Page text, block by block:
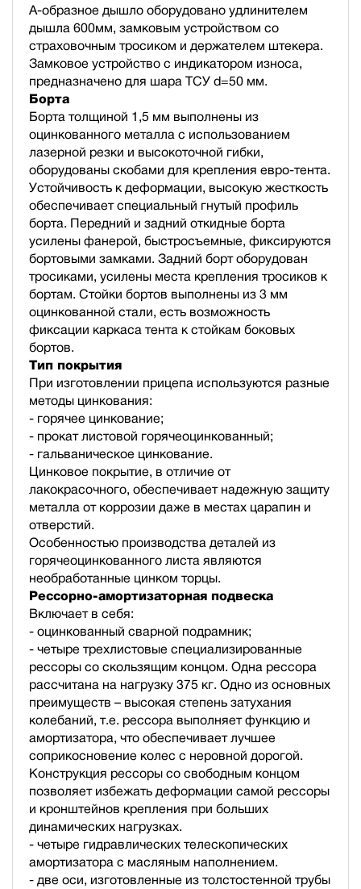
А-образное дышло оборудовано удлинителем
дышла 600мм, замковым устройством со
страховочным тросиком и держателем штекера.
Замковое устройство с индикатором износа,
предназначено для шара ТСУ d=50 мм.
Борта
Борта толщиной 1,5 мм выполнены из
оцинкованного металла с использованием
лазерной резки и высокоточной гибки,
оборудованы скобами для крепления евро-тента.
Устойчивость к деформации, высокую жесткость
обеспечивает специальный гнутый профиль
борта. Передний и задний откидные борта
усилены фанерой, быстросъемные, фиксируются
бортовыми замками. Задний борт оборудован
тросиками, усилены места крепления тросиков к
бортам. Стойки бортов выполнены из 3 мм
оцинкованной стали, есть возможность
фиксации каркаса тента к стойкам боковых
бортов.
Тип покрытия
При изготовлении прицепа используются разные
методы цинкования:
- горячее цинкование;
- прокат листовой горячеоцинкованный;
- гальваническое цинкование.
Цинковое покрытие, в отличие от
лакокрасочного, обеспечивает надежную защиту
металла от коррозии даже в местах царапин и
отверстий.
Особенностью производства деталей из
горячеоцинкованного листа являются
необработанные цинком торцы.
Рессорно-амортизаторная подвеска
Включает в себя:
- оцинкованный сварной подрамник;
- четыре трехлистовые специализированные
рессоры со скользящим концом. Одна рессора
рассчитана на нагрузку 375 кг. Одно из основных
преимуществ – высокая степень затухания
колебаний, т.е. рессора выполняет функцию и
амортизатора, что обеспечивает лучшее
соприкосновение колес с неровной дорогой.
Конструкция рессоры со свободным концом
позволяет избежать деформации самой рессоры
и кронштейнов крепления при больших
динамических нагрузках.
- четыре гидравлических телескопических
амортизатора с масляным наполнением.
- две оси, изготовленные из толстостенной трубы